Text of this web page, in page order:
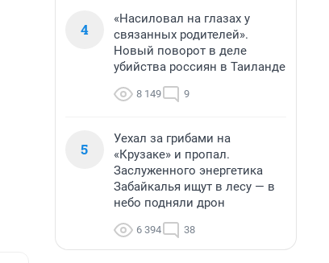
4
«Насиловал на глазах у
связанных родителей».
Новый поворот в деле
убийства россиян в Таиланде
8 149 9
5
Уехал за грибами на
«Крузаке» и пропал.
Заслуженного энергетика
Забайкалья ищут в лесу — в
небо подняли дрон
6 394 38